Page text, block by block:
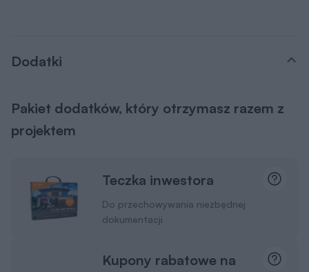
Dodatki
Pakiet dodatków, który otrzymasz razem z
projektem
Teczka inwestora
Do przechowywania niezbędnej
dokumentacji
Kupony rabatowe na